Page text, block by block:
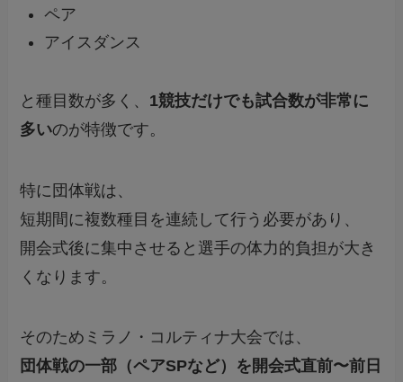
ペア
アイスダンス
と種目数が多く、 1競技だけでも試合数が非常に
多いのが特徴です。
特に団体戦は、
短期間に複数種目を連続して行う必要があり、
開会式後に集中させると選手の体力的負担が大き
くなります。
そのためミラノ・コルティナ大会では、
団体戦の一部（ペアSPなど）を開会式直前〜前日